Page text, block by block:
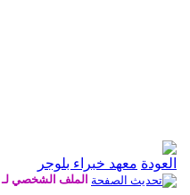
معهد خبراء بلوجر
الملف الشخصي لـ imad el bouch